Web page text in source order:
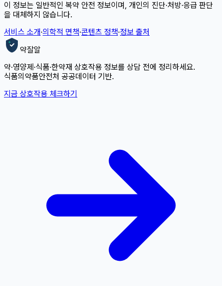
이 정보는 일반적인 복약 안전 정보이며, 개인의 진단·처방·응급 판단
을 대체하지 않습니다.
서비스 소개·의학적 면책·콘텐츠 정책·정보 출처
약잘알
약·영양제·식품·한약재 상호작용 정보를 상담 전에 정리하세요.
식품의약품안전처 공공데이터 기반.
지금 상호작용 체크하기